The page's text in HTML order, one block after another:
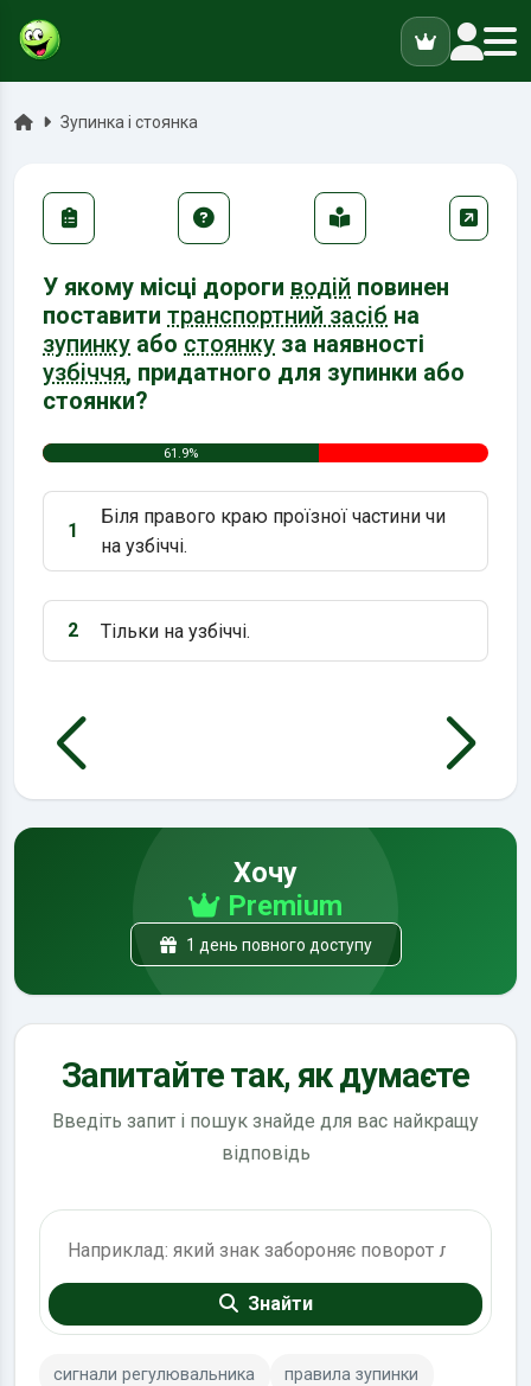
ГоловнаЗупинка і стоянка
У якому місці дороги водій повинен
поставити транспортний засіб на
зупинку або стоянку за наявності
узбіччя, придатного для зупинки або
стоянки?
61.9%
Варіант 1:
1
Біля правого краю проїзної частини чи
на узбіччі.
Варіант 2:
2 Тільки на узбіччі.
Хочу
Premium
1 день повного доступу
Запитайте так, як думаєте
Введіть запит і пошук знайде для вас найкращу
відповідь
Знайти
сигнали регулювальника правила зупинки